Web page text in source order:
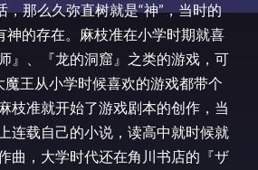
，那么久弥直树就是“神”，当时的
神的存在。麻枝准在小学时期就喜
』、『龙的洞窟』之类的游戏，可
王从小学时候喜欢的游戏都带个
枝准就开始了游戏剧本的创作，当
连载自己的小说，读高中就时候就
曲，大学时代还在角川书店的『ザ